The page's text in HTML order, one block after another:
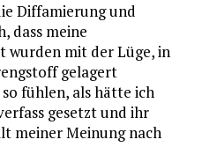
Diffamierung und
dass meine
wurden mit der Lüge, in
gelagert
so fühlen, als hätte ich
gesetzt und ihr
meiner Meinung nach